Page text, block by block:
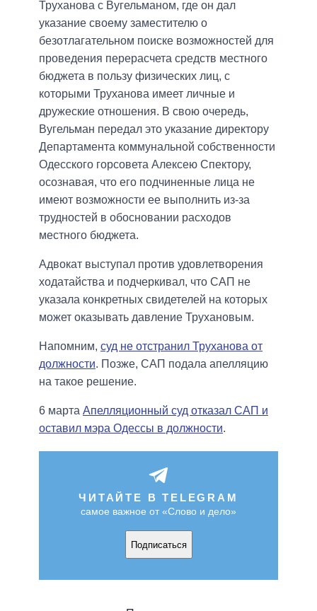
Труханова с Вугельманом, где он дал
указание своему заместителю о
безотлагательном поиске возможностей для
проведения перерасчета средств местного
бюджета в пользу физических лиц, с
которыми Труханова имеет личные и
дружеские отношения. В свою очередь,
Вугельман передал это указание директору
Департамента коммунальной собственности
Одесского горсовета Алексею Спектору,
осознавая, что его подчиненные лица не
имеют возможности ее выполнить из-за
трудностей в обосновании расходов
местного бюджета.
Адвокат выступал против удовлетворения
ходатайства и подчеркивал, что САП не
указала конкретных свидетелей на которых
может оказывать давление Трухановым.
Напомним, суд не отстранил Труханова от
должности. Позже, САП подала апелляцию
на такое решение.
6 марта Апелляционный суд отказал САП и
оставил мэра Одессы в должности.
ЧИТАЙТЕ В TELEGRAM
самое важное от «Слово и дело»
Подписаться